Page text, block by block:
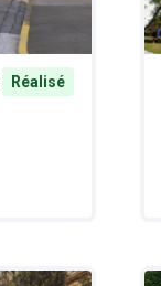
Réalisé